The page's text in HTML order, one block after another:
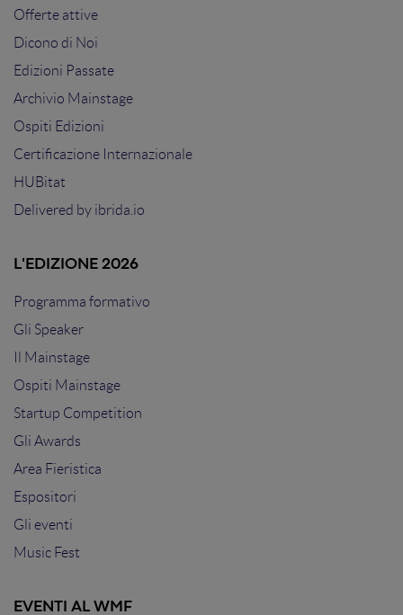
Offerte attive
Dicono di Noi
Edizioni Passate
Archivio Mainstage
Ospiti Edizioni
Certificazione Internazionale
HUBitat
Delivered by ibrida.io
L'EDIZIONE 2026
Programma formativo
Gli Speaker
Il Mainstage
Ospiti Mainstage
Startup Competition
Gli Awards
Area Fieristica
Espositori
Gli eventi
Music Fest
EVENTI AL WMF